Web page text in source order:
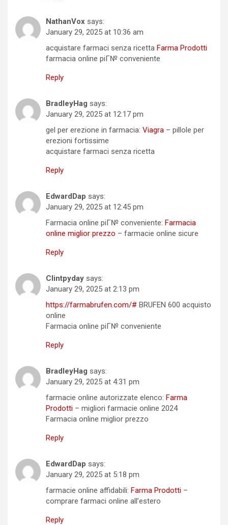
NathanVox says:
January 29, 2025 at 10:36 am
acquistare farmaci senza ricetta Farma Prodotti
farmacia online piГ№ conveniente
Reply
BradleyHag says:
January 29, 2025 at 12:17 pm
gel per erezione in farmacia: Viagra – pillole per
erezioni fortissime
acquistare farmaci senza ricetta
Reply
EdwardDap says:
January 29, 2025 at 12:45 pm
Farmacia online piГ№ conveniente: Farmacia
online miglior prezzo – farmacie online sicure
Reply
Clintpyday says:
January 29, 2025 at 2:13 pm
https://farmabrufen.com/# BRUFEN 600 acquisto
online
Farmacia online piГ№ conveniente
Reply
BradleyHag says:
January 29, 2025 at 4:31 pm
farmacie online autorizzate elenco: Farma
Prodotti – migliori farmacie online 2024
Farmacia online miglior prezzo
Reply
EdwardDap says:
January 29, 2025 at 5:18 pm
farmacie online affidabili: Farma Prodotti –
comprare farmaci online all’estero
Reply